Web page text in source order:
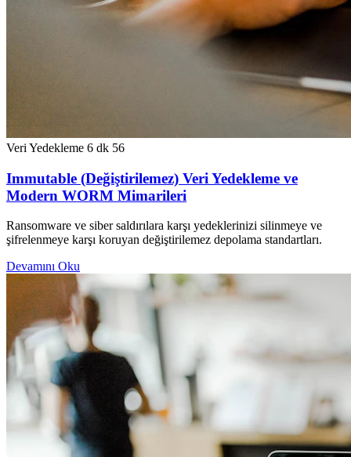
Veri Yedekleme 6 dk 56
Immutable (Değiştirilemez) Veri Yedekleme ve
Modern WORM Mimarileri
Ransomware ve siber saldırılara karşı yedeklerinizi silinmeye ve
şifrelenmeye karşı koruyan değiştirilemez depolama standartları.
Devamını Oku